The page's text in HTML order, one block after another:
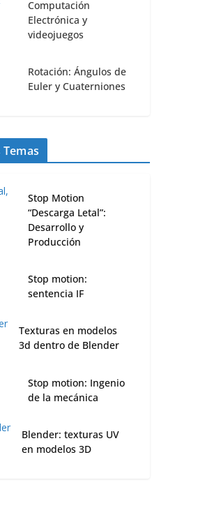
Computación
Electrónica y
videojuegos
Rotación: Ángulos de
Euler y Cuaterniones
Stop Motion
“Descarga Letal”:
Desarrollo y
Producción
Stop motion:
sentencia IF
Texturas en modelos
3d dentro de Blender
Stop motion: Ingenio
de la mecánica
Blender: texturas UV
en modelos 3D